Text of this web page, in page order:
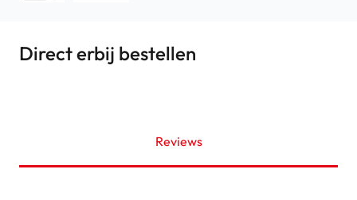
Direct erbij bestellen
Reviews